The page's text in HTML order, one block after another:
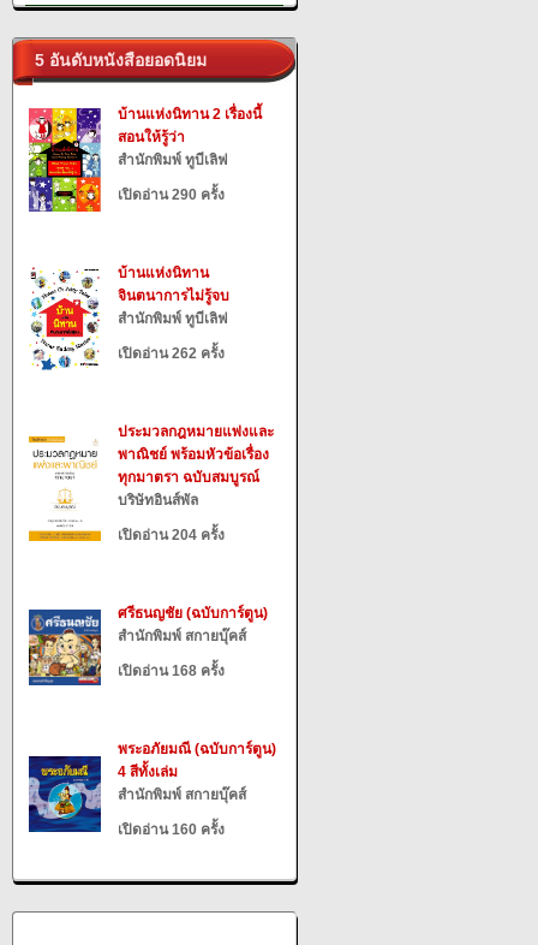
5 อันดับหนังสือยอดนิยม
บ้านแห่งนิทาน 2 เรื่องนี้
สอนให้รู้ว่า
สำนักพิมพ์ ทูบีเลิฟ
เปิดอ่าน 290 ครั้ง
บ้านแห่งนิทาน
จินตนาการไม่รู้จบ
สำนักพิมพ์ ทูบีเลิฟ
เปิดอ่าน 262 ครั้ง
ประมวลกฎหมายแพ่งและ
พาณิชย์ พร้อมหัวข้อเรื่อง
ทุกมาตรา ฉบับสมบูรณ์
บริษัทอินส์พัล
เปิดอ่าน 204 ครั้ง
ศรีธนญชัย (ฉบับการ์ตูน)
สำนักพิมพ์ สกายบุ๊คส์
เปิดอ่าน 168 ครั้ง
พระอภัยมณี (ฉบับการ์ตูน)
4 สีทั้งเล่ม
สำนักพิมพ์ สกายบุ๊คส์
เปิดอ่าน 160 ครั้ง